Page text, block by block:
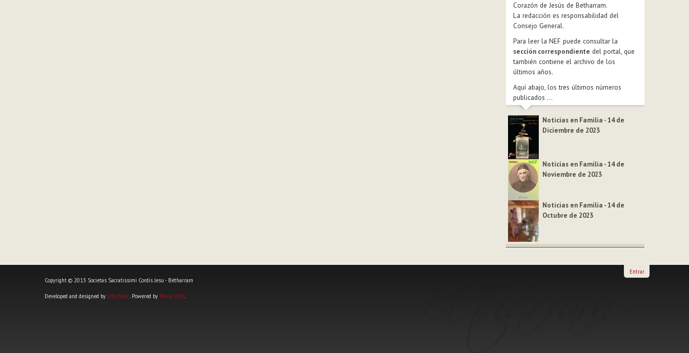
Corazón de Jesús de Betharram.
La redacción es responsabilidad del
Consejo General.
Para leer la NEF puede consultar la
sección correspondiente del portal, que
también contiene el archivo de los
últimos años.
Aquí abajo, los tres últimos números
publicados ...
Noticias en Familia - 14 de
Diciembre de 2023
Noticias en Familia - 14 de
Noviembre de 2023
Noticias en Familia - 14 de
Octubre de 2023
Copyright © 2013 Societas Sacratissimi Cordis Jesu - Bétharram
Developed and designed by Vito Falco. Powered by Plone CMS.
Entrar